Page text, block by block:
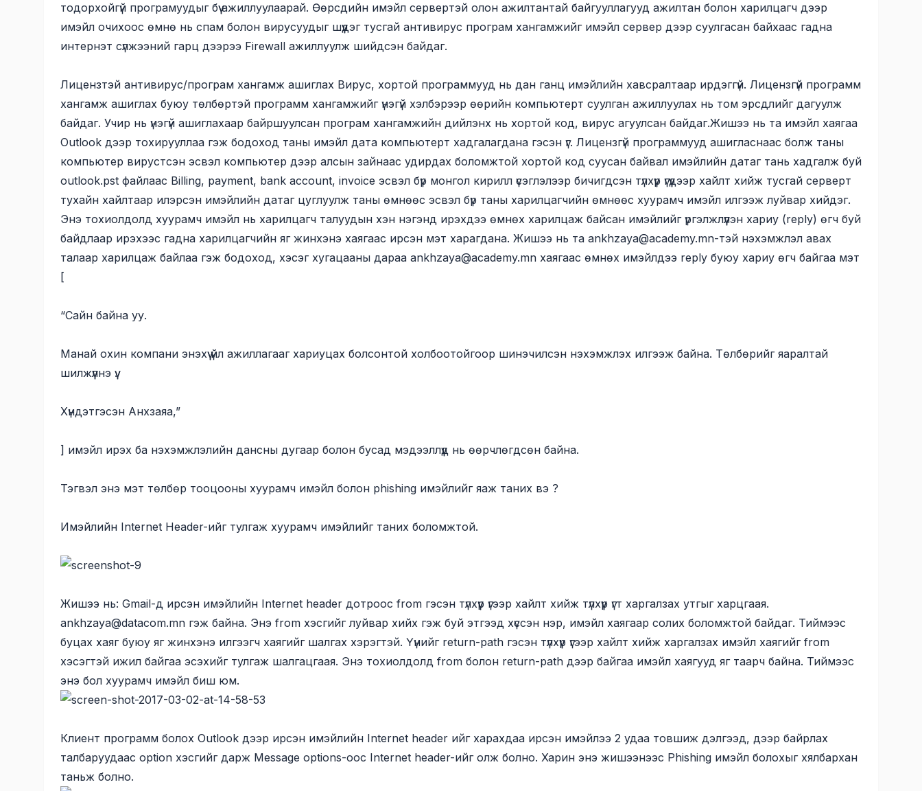
тодорхойгүй програмуудыг бүү ажиллуулаарай. Өөрсдийн имэйл сервертэй олон ажилтантай байгууллагууд ажилтан болон харилцагч дээр
имэйл очихоос өмнө нь спам болон вирусуудыг шүүдэг тусгай антивирус програм хангамжийг имэйл сервер дээр суулгасан байхаас гадна
интернэт сүлжээний гарц дээрээ Firewall ажиллуулж шийдсэн байдаг.
Лицензтэй антивирус/програм хангамж ашиглах Вирус, хортой программууд нь дан ганц имэйлийн хавсралтаар ирдэггүй. Лицензгүй программ
хангамж ашиглах буюу төлбөртэй программ хангамжийг үнэгүй хэлбэрээр өөрийн компьютерт суулган ажиллуулах нь том эрсдлийг дагуулж
байдаг. Учир нь үнэгүй ашиглахаар байршуулсан програм хангамжийн дийлэнх нь хортой код, вирус агуулсан байдаг.Жишээ нь та имэйл хаягаа
Outlook дээр тохирууллаа гэж бодоход таны имэйл дата компьютерт хадгалагдана гэсэн үг. Лицензгүй программууд ашигласнаас болж таны
компьютер вирустсэн эсвэл компьютер дээр алсын зайнаас удирдах боломжтой хортой код суусан байвал имэйлийн датаг тань хадгалж буй
outlook.pst файлаас Billing, payment, bank account, invoice эсвэл бүр монгол кирилл үсэглэлээр бичигдсэн түлхүүр үгүүдээр хайлт хийж тусгай серверт
тухайн хайлтаар илэрсэн имэйлийн датаг цуглуулж таны өмнөөс эсвэл бүр таны харилцагчийн өмнөөс хуурамч имэйл илгээж луйвар хийдэг.
Энэ тохиолдолд хуурамч имэйл нь харилцагч талуудын хэн нэгэнд ирэхдээ өмнөх харилцаж байсан имэйлийг үргэлжлүүлэн хариу (reply) өгч буй
байдлаар ирэхээс гадна харилцагчийн яг жинхэнэ хаягаас ирсэн мэт харагдана. Жишээ нь та ankhzaya@academy.mn-тэй нэхэмжлэл авах
талаар харилцаж байлаа гэж бодоход, хэсэг хугацааны дараа ankhzaya@academy.mn хаягаас өмнөх имэйлдээ reply буюу хариу өгч байгаа мэт
[
“Сайн байна уу.
Манай охин компани энэхүү үйл ажиллагааг хариуцах болсонтой холбоотойгоор шинэчилсэн нэхэмжлэх илгээж байна. Төлбөрийг яаралтай
шилжүүлнэ үү.
Хүндэтгэсэн Анхзаяа,”
] имэйл ирэх ба нэхэмжлэлийн дансны дугаар болон бусад мэдээллүүд нь өөрчлөгдсөн байна.
Тэгвэл энэ мэт төлбөр тооцооны хуурамч имэйл болон phishing имэйлийг яаж таних вэ ?
Имэйлийн Internet Header-ийг тулгаж хуурамч имэйлийг таних боломжтой.
Жишээ нь: Gmail-д ирсэн имэйлийн Internet header дотроос from гэсэн түлхүүр үгээр хайлт хийж түлхүүр үгт харгалзах утгыг харцгаая.
ankhzaya@datacom.mn гэж байна. Энэ from хэсгийг луйвар хийх гэж буй этгээд хүссэн нэр, имэйл хаягаар солих боломжтой байдаг. Тиймээс
буцах хаяг буюу яг жинхэнэ илгээгч хаягийг шалгах хэрэгтэй. Үүнийг return-path гэсэн түлхүүр үгээр хайлт хийж харгалзах имэйл хаягийг from
хэсэгтэй ижил байгаа эсэхийг тулгаж шалгацгаая. Энэ тохиолдолд from болон return-path дээр байгаа имэйл хаягууд яг таарч байна. Тиймээс
энэ бол хуурамч имэйл биш юм.
Клиент программ болох Outlook дээр ирсэн имэйлийн Internet header ийг харахдаа ирсэн имэйлээ 2 удаа товшиж дэлгээд, дээр байрлах
талбаруудаас option хэсгийг дарж Message options-оос Internet header-ийг олж болно. Харин энэ жишээнээс Phishing имэйл болохыг хялбархан
таньж болно.